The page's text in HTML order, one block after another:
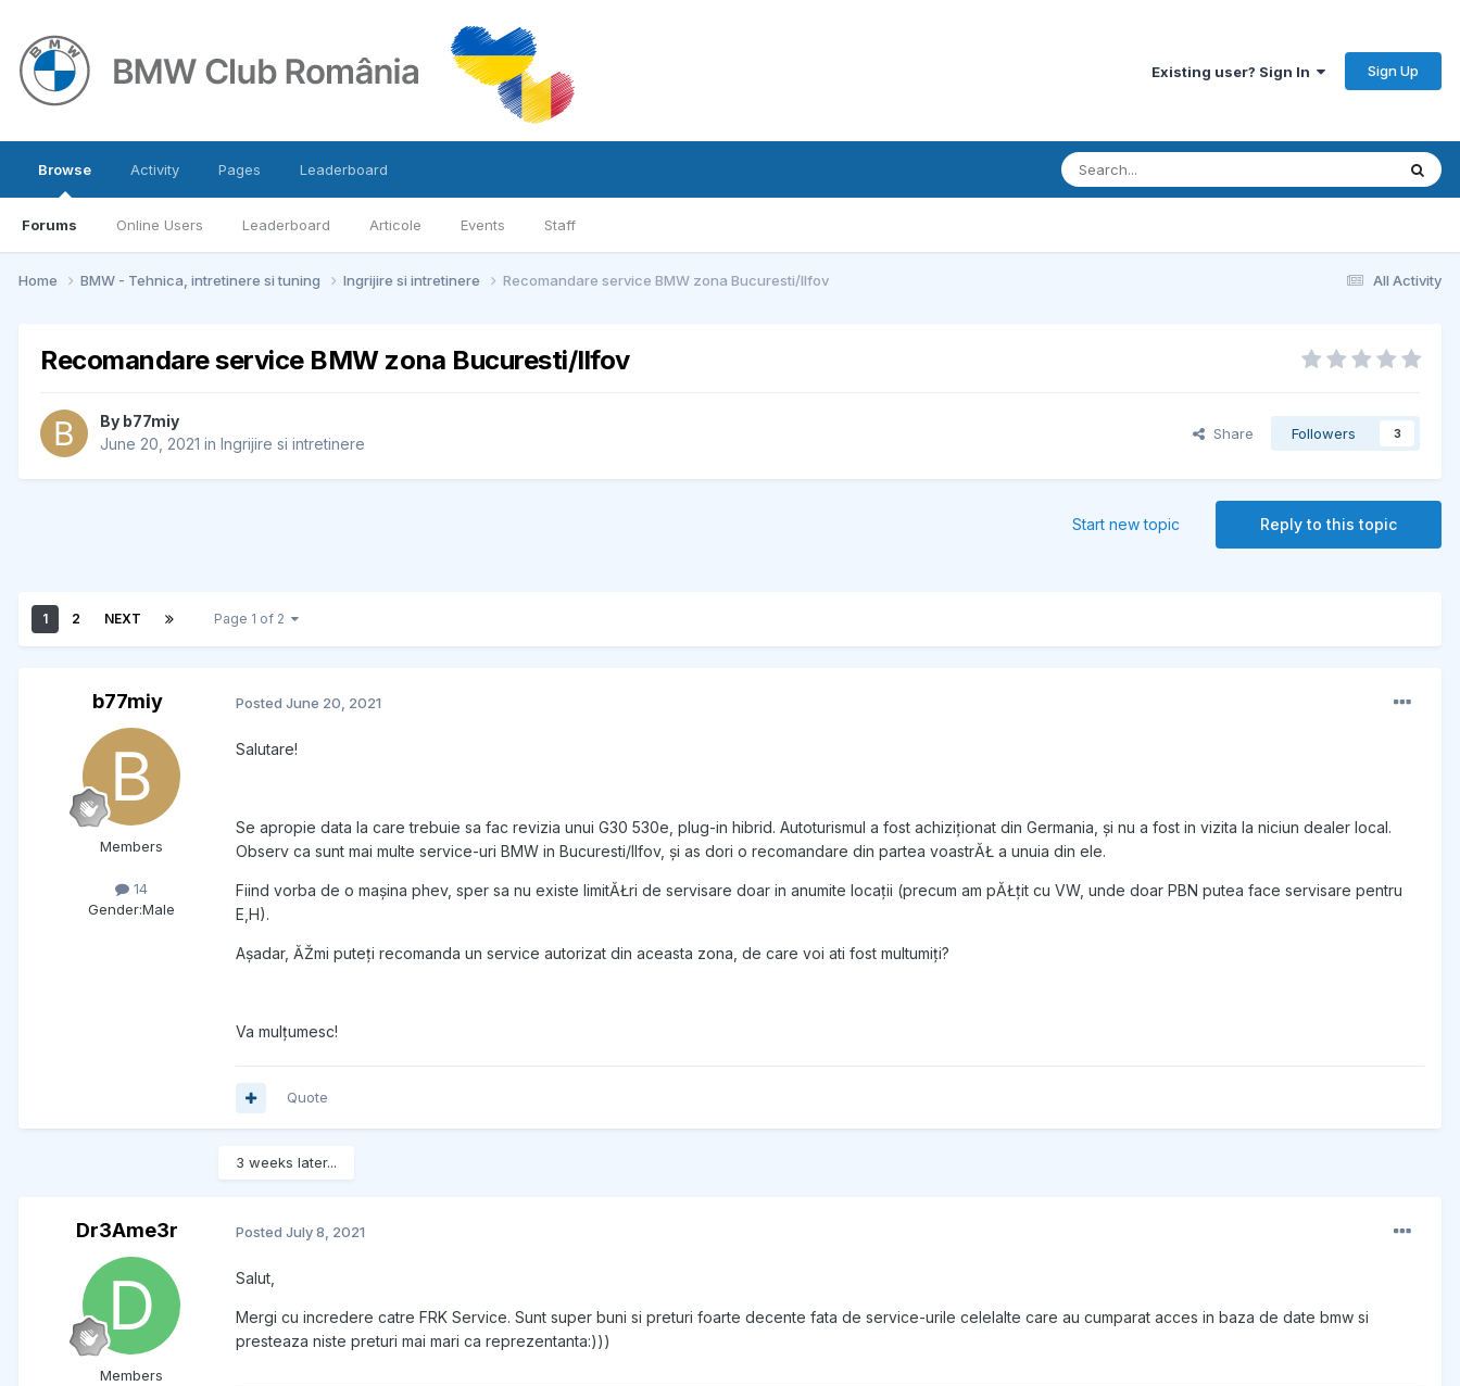
Existing user? Sign In Sign Up
Browse
Forums Online Users Leaderboard Articole Events Staff
Activity Pages Leaderboard
All Activity
Home BMW - Tehnica, intretinere si tuning Ingrijire si intretinere Recomandare service BMW zona Bucuresti/Ilfov
Recomandare service BMW zona Bucuresti/Ilfov
By b77miy
June 20, 2021 in Ingrijire si intretinere
Share Followers 3
Reply to this topic
Start new topic
1 2 NEXT Page 1 of 2
b77miy
Members
14
Gender:Male
Posted June 20, 2021
Salutare!
Se apropie data la care trebuie sa fac revizia unui G30 530e, plug-in hibrid. Autoturismul a fost achiziționat din Germania, și nu a fost in vizita la niciun dealer local.
Observ ca sunt mai multe service-uri BMW in Bucuresti/Ilfov, și as dori o recomandare din partea voastrĂŁ a unuia din ele.
Fiind vorba de o mașina phev, sper sa nu existe limitĂŁri de servisare doar in anumite locații (precum am pĂŁțit cu VW, unde doar PBN putea face servisare pentru
E,H).
Așadar, ĂŽmi puteți recomanda un service autorizat din aceasta zona, de care voi ati fost multumiți?
Va mulțumesc!
Quote
3 weeks later...
Dr3Ame3r
Members
Posted July 8, 2021
Salut,
Mergi cu incredere catre FRK Service. Sunt super buni si preturi foarte decente fata de service-urile celelalte care au cumparat acces in baza de date bmw si
presteaza niste preturi mai mari ca reprezentanta:)))